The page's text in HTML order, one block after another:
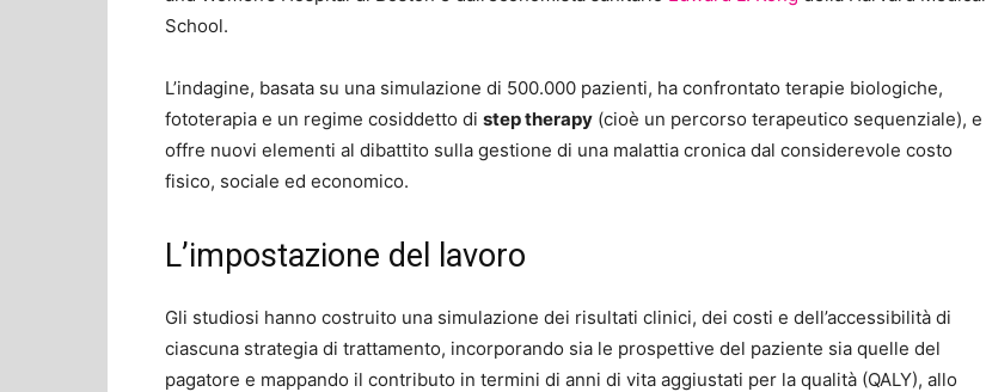
School.
L’indagine, basata su una simulazione di 500.000 pazienti, ha confrontato terapie biologiche,
fototerapia e un regime cosiddetto di step therapy (cioè un percorso terapeutico sequenziale), e
offre nuovi elementi al dibattito sulla gestione di una malattia cronica dal considerevole costo
fisico, sociale ed economico.
L’impostazione del lavoro
Gli studiosi hanno costruito una simulazione dei risultati clinici, dei costi e dell’accessibilità di
ciascuna strategia di trattamento, incorporando sia le prospettive del paziente sia quelle del
pagatore e mappando il contributo in termini di anni di vita aggiustati per la qualità (QALY), allo